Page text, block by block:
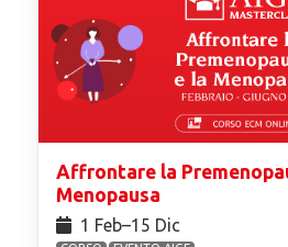
Affrontare la
Menopausa
1 Feb⁠–15 Dic